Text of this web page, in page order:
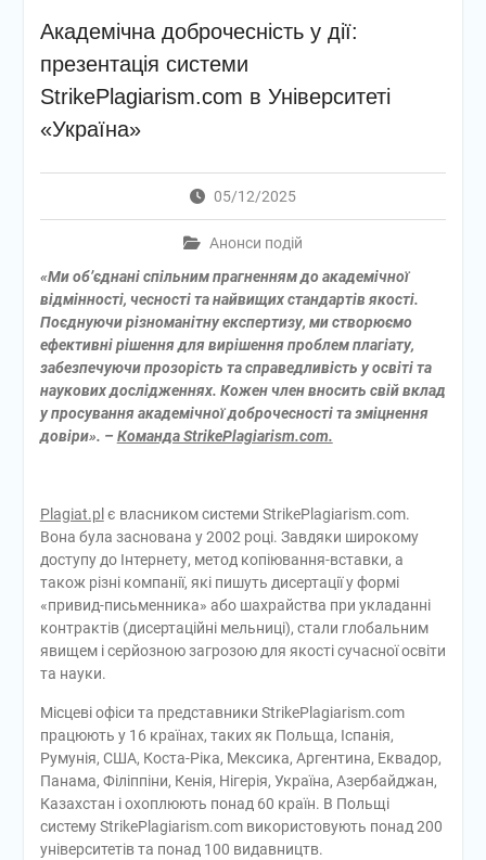
Академічна доброчесність у дії:
презентація системи
StrikePlagiarism.com в Університеті
«Україна»
05/12/2025
Анонси подій
«Ми об’єднані спільним прагненням до академічної
відмінності, чесності та найвищих стандартів якості.
Поєднуючи різноманітну експертизу, ми створюємо
ефективні рішення для вирішення проблем плагіату,
забезпечуючи прозорість та справедливість у освіті та
наукових дослідженнях. Кожен член вносить свій вклад
у просування академічної доброчесності та зміцнення
довіри». – Команда StrikePlagiarism.com.
Plagiat.pl є власником системи StrikePlagiarism.com.
Вона була заснована у 2002 році. Завдяки широкому
доступу до Інтернету, метод копіювання-вставки, а
також різні компанії, які пишуть дисертації у формі
«привид-письменника» або шахрайства при укладанні
контрактів (дисертаційні мельниці), стали глобальним
явищем і серйозною загрозою для якості сучасної освіти
та науки.
Місцеві офіси та представники StrikePlagiarism.com
працюють у 16 країнах, таких як Польща, Іспанія,
Румунія, США, Коста-Ріка, Мексика, Аргентина, Еквадор,
Панама, Філіппіни, Кенія, Нігерія, Україна, Азербайджан,
Казахстан і охоплюють понад 60 країн. В Польщі
систему StrikePlagiarism.com використовують понад 200
університетів та понад 100 видавництв.